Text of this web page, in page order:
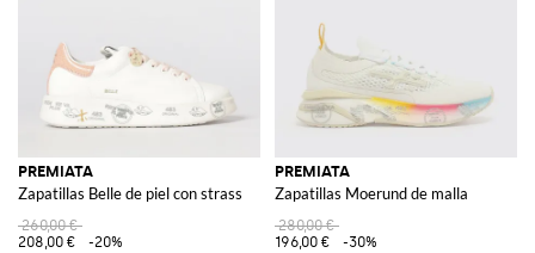
PREMIATA
Zapatillas Belle de piel con strass
260,00 €
208,00 €
-20%
PREMIATA
Zapatillas Moerund de malla
280,00 €
196,00 €
-30%